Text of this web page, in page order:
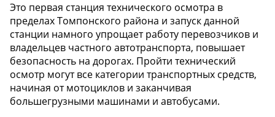
Это первая станция технического осмотра в
пределах Томпонского района и запуск данной
станции намного упрощает работу перевозчиков и
владельцев частного автотранспорта, повышает
безопасность на дорогах. Пройти технический
осмотр могут все категории транспортных средств,
начиная от мотоциклов и заканчивая
большегрузными машинами и автобусами.